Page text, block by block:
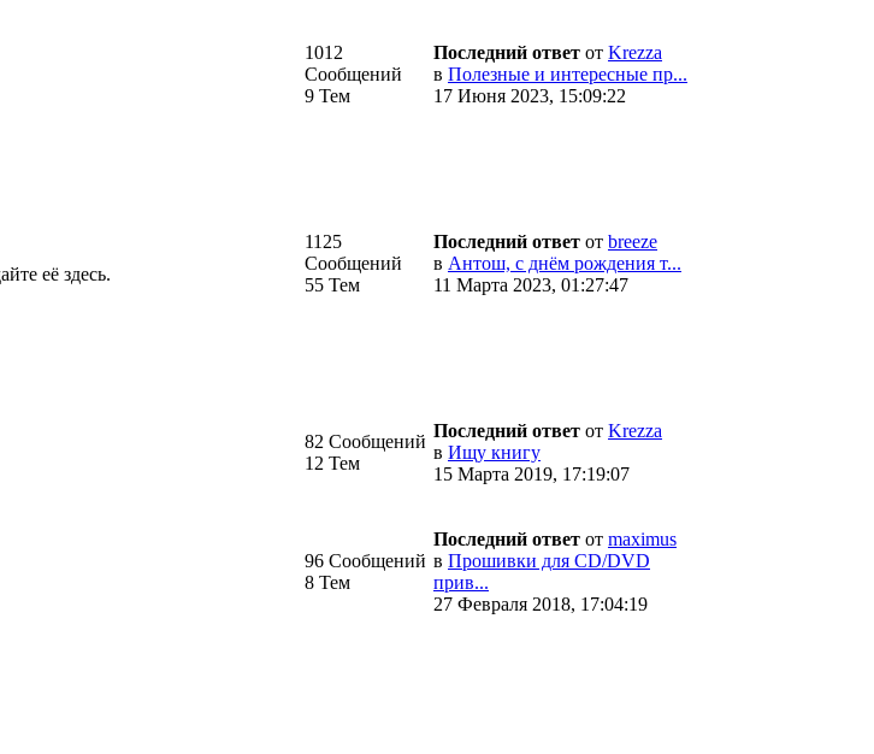
1012
Сообщений
9 Тем
Последний ответ от Krezza
в Полезные и интересные пр...
17 Июня 2023, 15:09:22
её здесь.
1125
Сообщений
55 Тем
Последний ответ от breeze
в Антош, с днём рождения т...
11 Марта 2023, 01:27:47
82 Сообщений
12 Тем
Последний ответ от Krezza
в Ищу книгу
15 Марта 2019, 17:19:07
96 Сообщений
8 Тем
Последний ответ от maximus
в Прошивки для CD/DVD
прив...
27 Февраля 2018, 17:04:19